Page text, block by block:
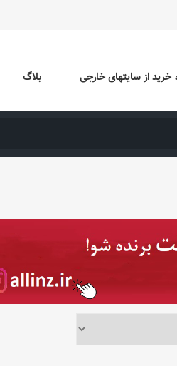
بلاگ